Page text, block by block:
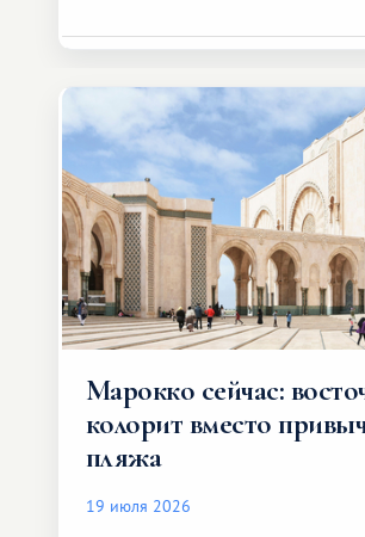
Марокко сейчас:
колорит вместо
пляжа
19 июля 2026